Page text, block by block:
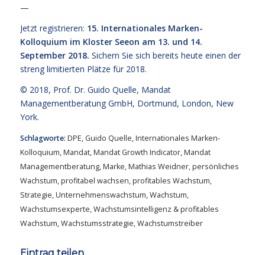
—
Jetzt registrieren: 15. Internationales Marken-
Kolloquium im Kloster Seeon am 13. und 14.
September 2018. Sichern Sie sich bereits heute einen der
streng limitierten Plätze für 2018.
© 2018, Prof. Dr. Guido Quelle, Mandat
Managementberatung GmbH, Dortmund, London, New
York.
Schlagworte: DPE, Guido Quelle,Internationales Marken-
Kolloquium,Mandat,Mandat Growth Indicator,Mandat
Managementberatung,Marke,Mathias Weidner,persönliches
Wachstum,profitabel wachsen,profitables Wachstum,
Strategie,Unternehmenswachstum,Wachstum,
Wachstumsexperte,Wachstumsintelligenz & profitables
Wachstum,Wachstumsstrategie,Wachstumstreiber